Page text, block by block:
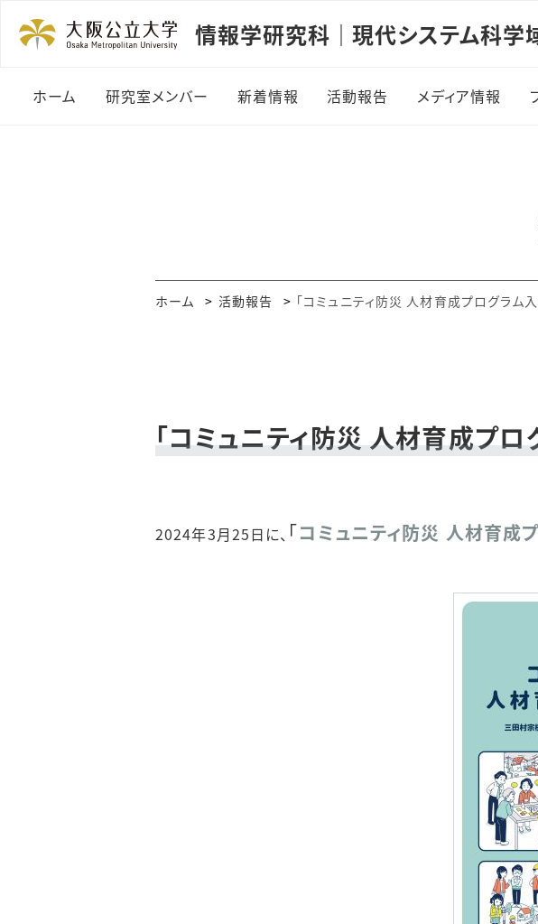
情報学研究科｜現代システム科
ホーム 研究室メンバー 新着情報 活動報告 メディア情報
ホーム 活動報告 「コミュニティ防災 人材育成プログラム
「コミュニティ防災 人材育成プ
2024年3月25日に、 「コミュニティ防災 人材育成